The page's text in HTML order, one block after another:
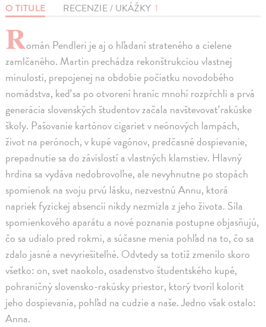
O TITULE RECENZIE / UKÁŽKY 1
Román Pendleri je aj o hľadaní strateného a cielene
zamlčaného. Martin prechádza rekonštrukciou vlastnej
minulosti, prepojenej na obdobie počiatku novodobého
nomádstva, keď sa po otvorení hraníc mnohí rozpŕchli a prvá
generácia slovenských študentov začala navštevovať rakúske
školy. Pašovanie kartónov cigariet v neónových lampách,
život na perónoch, v kupé vagónov, predčasné dospievanie,
prepadnutie sa do závislostí a vlastných klamstiev. Hlavný
hrdina sa vydáva nedobrovoľne, ale nevyhnutne po stopách
spomienok na svoju prvú lásku, nezvestnú Annu, ktorá
napriek fyzickej absencii nikdy nezmizla z jeho života. Sila
spomienkového aparátu a nové poznania postupne objasňujú,
čo sa udialo pred rokmi, a súčasne menia pohľad na to, čo sa
zdalo jasné a nevyriešiteľné. Odvtedy sa totiž zmenilo skoro
všetko: on, svet naokolo, osadenstvo študentského kupé,
pohraničný slovensko-rakúsky priestor, ktorý tvoril kolorit
jeho dospievania, pohľad na cudzie a naše. Jedno však ostalo:
Anna.